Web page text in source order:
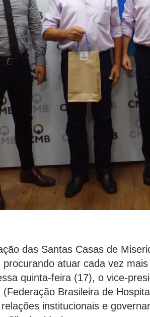
das Santas Casas de
procurando atuar cada vez
quinta-feira (17), o vice-
(Federação Brasileira de
institucionais e